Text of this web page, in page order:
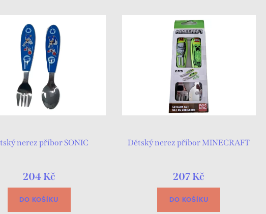
nerez příbor SONIC
204 Kč
DO KOŠÍKU
Dětský nerez příbor MINECRAFT
207 Kč
DO KOŠÍKU